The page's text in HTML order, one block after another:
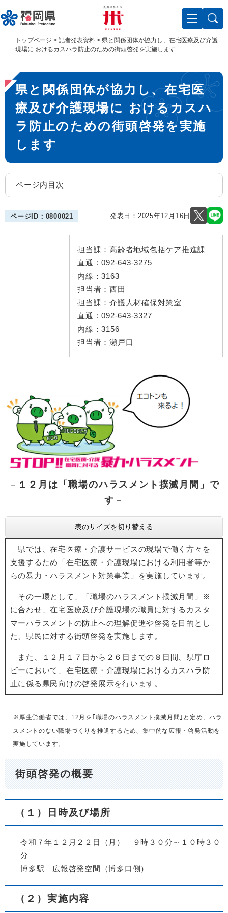
ー
ジ
す
。
ニ
ュ
し
て
トップページ > 記者発表資料 > 県と関係団体が協力し、在宅医療及び介護
現場に おけるカスハラ防止のための街頭啓発を実施します
本
文
県と関係団体が協力し、在宅医
療及び介護現場に おけるカスハ
ラ防止のための街頭啓発を実施
します
ページ内目次
ページID：0800021 発表日： 2025年12月16日
担当課： 高齢者地域包括ケア推進課
直通：092-643-3275
内線：3163
担当者： 西田
担当課： 介護人材確保対策室
直通：092-643-3327
内線：3156
担当者： 瀬戸口
－ １２月は「職場のハラスメント撲滅月間」で
す －
表のサイズを切り替える
県では、在宅医療・介護サービスの現場で働く方々を
支援するため「在宅医療・介護現場における利用者等か
らの暴力・ハラスメント対策事業」を実施しています。
その一環として、「職場のハラスメント撲滅月間」※
に合わせ、在宅医療及び介護現場の職員に対するカスタ
マーハラスメントの防止への理解促進や啓発を目的とし
た、県民に対する街頭啓発を実施します。
また、１２月１７日から２６日までの８日間、県庁ロ
ビーにおいて、在宅医療・介護現場におけるカスハラ防
止に係る県民向けの啓発展示を行います。
※厚生労働省では、12月を｢職場のハラスメント撲滅月間｣と定め、ハラ
スメントのない職場づくりを推進するため、集中的な広報・啓発活動を
実施しています。
街頭啓発の概要
（１）日時及び場所
令和７年１２月２２日（月） ９時３０分～１０時３０
分
博多駅 広報啓発空間（博多口側）
（２）実施内容